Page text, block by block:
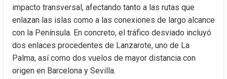
impacto transversal, afectando tanto a las rutas que
enlazan las islas como a las conexiones de largo alcance
con la Península. En concreto, el tráfico desviado incluyó
dos enlaces procedentes de Lanzarote, uno de La
Palma, así como dos vuelos de mayor distancia con
origen en Barcelona y Sevilla.